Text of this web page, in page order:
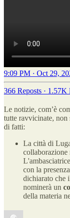
9:09 PM · Oct 29,
366 Reposts · 1.57K
Le notizie, com’è
tutte ravvicinate, non
di fatti:
La città di
collaborazione
con la
dichiarato che
nominerà un
della materia